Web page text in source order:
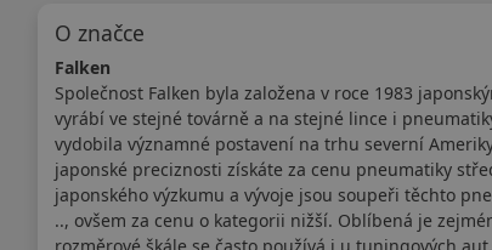
O značce
Falken
Společnost Falken byla založena v roce 1983
vyrábí ve stejné továrně a na stejné lince i
vydobila významné postavení na trhu severní
japonské preciznosti získáte za cenu pneumatiky
japonského výzkumu a vývoje jsou soupeři těchto
.., ovšem za cenu o kategorii nižší. Oblíbená je